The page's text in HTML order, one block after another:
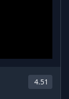
4.51